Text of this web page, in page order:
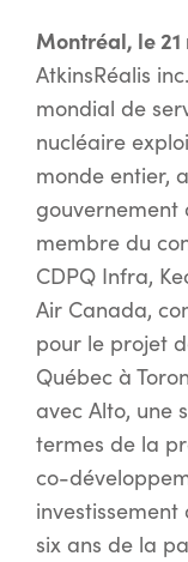
Montréal, le
AtkinsRéalis
mondial de
nucléaire
monde entier,
gouvernement
membre du
CDPQ Infra,
Air Canada,
pour le projet
Québec à
avec Alto, une
termes de la
co-
six ans de la